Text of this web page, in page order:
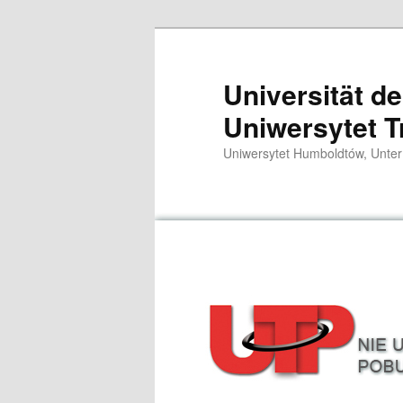
Universität
Uniwersytet
Uniwersytet Humboldtów,